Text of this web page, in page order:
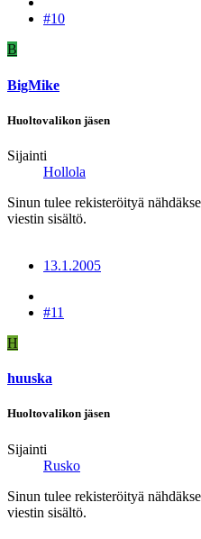
#10
B
BigMike
Huoltovalikon jäsen
Sijainti
Hollola
Sinun tulee rekisteröityä
viestin sisältö.
13.1.2005
#11
H
huuska
Huoltovalikon jäsen
Sijainti
Rusko
Sinun tulee rekisteröityä
viestin sisältö.